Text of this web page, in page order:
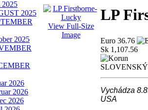
2025
2025
2026
2026
2026
View Full-Size
Image
LP
Euro 36.76
Sk 1,107.56
Vychádza
USA